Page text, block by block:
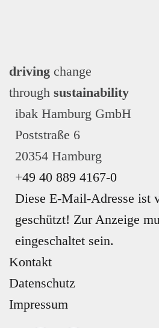
driving change
through sustainability
ibak Hamburg GmbH
Poststraße 6
20354 Hamburg
+49 40 889 4167-0
Diese E-Mail-Adresse ist
geschützt! Zur Anzeige
eingeschaltet sein.
Kontakt
Datenschutz
Impressum